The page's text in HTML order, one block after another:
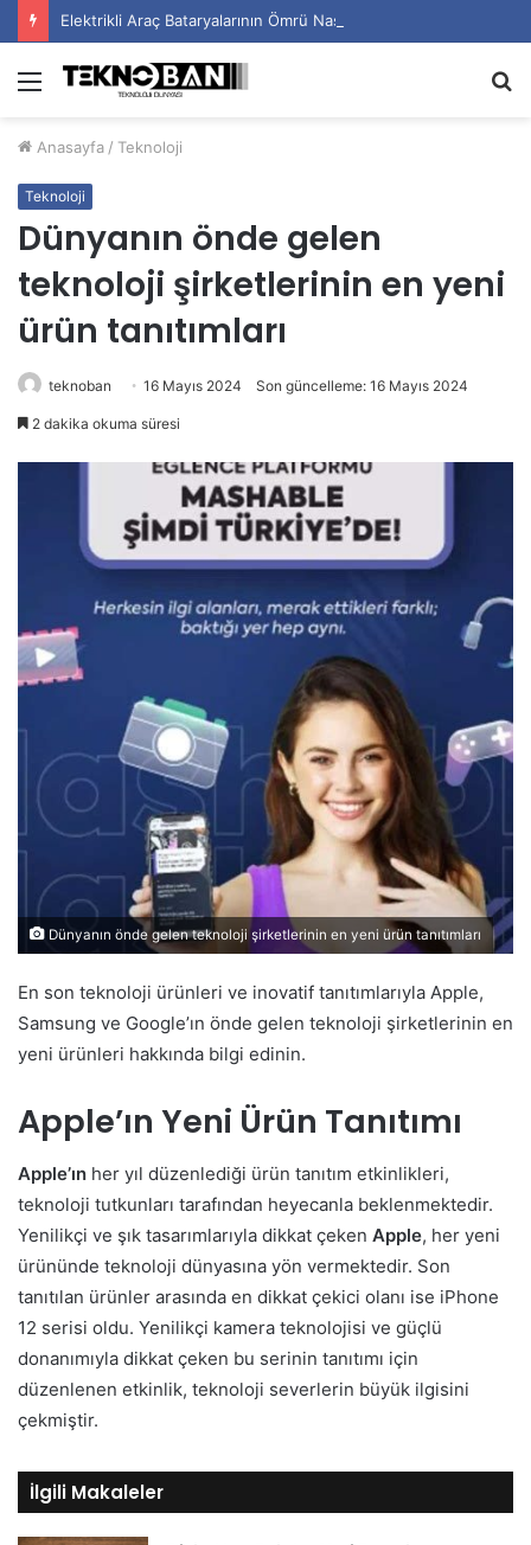
Elektrikli Araç Bataryalarının Ömrü Nasıl Uzatılır?
Menü
Anasayfa / Teknoloji
Teknoloji
Dünyanın önde gelen
teknoloji şirketlerinin en yeni
ürün tanıtımları
teknoban 16 Mayıs 2024 Son güncelleme: 16 Mayıs 2024
2 dakika okuma süresi
Dünyanın önde gelen teknoloji şirketlerinin en yeni ürün tanıtımları
En son teknoloji ürünleri ve inovatif tanıtımlarıyla Apple,
Samsung ve Google’ın önde gelen teknoloji şirketlerinin en
yeni ürünleri hakkında bilgi edinin.
Apple’ın Yeni Ürün Tanıtımı
Apple’ın her yıl düzenlediği ürün tanıtım etkinlikleri,
teknoloji tutkunları tarafından heyecanla beklenmektedir.
Yenilikçi ve şık tasarımlarıyla dikkat çeken Apple, her yeni
ürününde teknoloji dünyasına yön vermektedir. Son
tanıtılan ürünler arasında en dikkat çekici olanı ise iPhone
12 serisi oldu. Yenilikçi kamera teknolojisi ve güçlü
donanımıyla dikkat çeken bu serinin tanıtımı için
düzenlenen etkinlik, teknoloji severlerin büyük ilgisini
çekmiştir.
İlgili Makaleler